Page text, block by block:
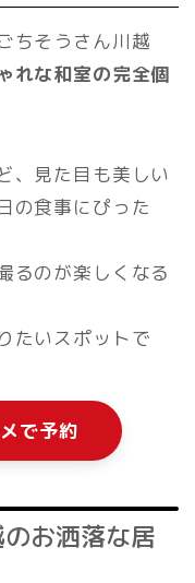
ちそうさん川越
れな和室の完全個
、見た目も美しい
の食事にぴった
るのが楽しくなる
たいスポットで
で予約
お洒落な居